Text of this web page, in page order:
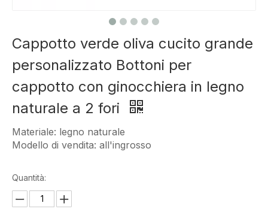
Cappotto verde oliva cucito grande
personalizzato Bottoni per
cappotto con ginocchiera in legno
naturale a 2 fori
Materiale: legno naturale
Modello di vendita: all'ingrosso
Quantità: